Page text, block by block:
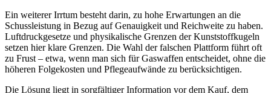
Ein weiterer Irrtum besteht darin, zu hohe Erwartungen an die
Schussleistung in Bezug auf Genauigkeit und Reichweite zu haben.
Luftdruckgesetze und physikalische Grenzen der Kunststoffkugeln
setzen hier klare Grenzen. Die Wahl der falschen Plattform führt oft
zu Frust – etwa, wenn man sich für Gaswaffen entscheidet, ohne die
höheren Folgekosten und Pflegeaufwände zu berücksichtigen.
Die Lösung liegt in sorgfältiger Information vor dem Kauf, dem